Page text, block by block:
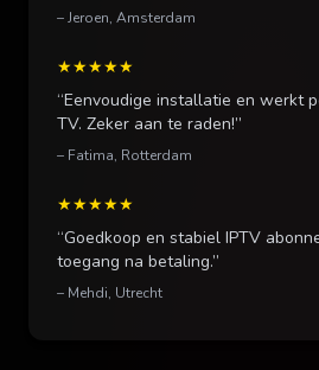
– Jeroen, Amsterdam
★★★★★
“Eenvoudige installatie en werkt
TV. Zeker aan te raden!”
– Fatima, Rotterdam
★★★★★
“Goedkoop en stabiel IPTV
toegang na betaling.”
– Mehdi, Utrecht